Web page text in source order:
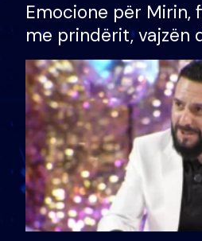
Emocione për Mirin,
me prindërit, vajzën
bashkëshorten:
divorci apo jo?